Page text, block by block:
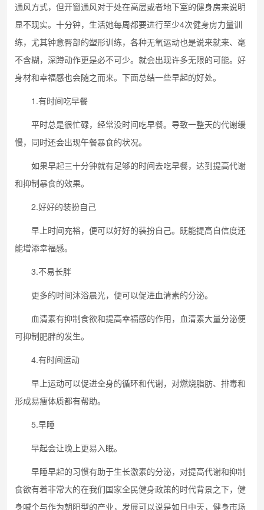
通风方式，但开窗通风对于处在高层或者地下室的健身房来说明
显不现实。十分钟，生活她每周都要进行至少4次健身房力量训
练，尤其钟意臀部的塑形训练，各种无氧运动也是说来就来、毫
不含糊，深蹲动作更是必不可少。就会出现许多无限的可能。好
身材和幸福感也会随之而来。下面总结一些早起的好处。
1.有时间吃早餐
平时总是很忙碌，经常没时间吃早餐。导致一整天的代谢缓
慢，同时还会出现午餐暴食的状况。
如果早起三十分钟就有足够的时间去吃早餐，达到提高代谢
和抑制暴食的效果。
2.好好的装扮自己
早上时间充裕，便可以好好的装扮自己。既能提高自信度还
能增添幸福感。
3.不易长胖
更多的时间沐浴晨光，便可以促进血清素的分泌。
血清素有抑制食欲和提高幸福感的作用，血清素大量分泌便
可抑制肥胖的发生。
4.有时间运动
早上运动可以促进全身的循环和代谢，对燃烧脂肪、排毒和
形成易瘦体质都有帮助。
5.早睡
早起会让晚上更易入眠。
早睡早起的习惯有助于生长激素的分泌，对提高代谢和抑制
食欲有着非常大的在我们国家全民健身政策的时代背景之下，健
身喊个与作为朝阳型的产业，发展可以说是如日中天，健身市场